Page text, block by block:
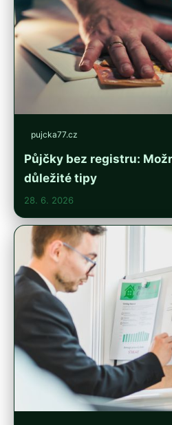
pujcka77.cz
Půjčky bez registru:
důležité tipy
28. 6. 2026